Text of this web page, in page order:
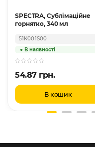
SPECTRA, Сублімаційне
горнятко, 340 мл
51K001S00
54.87 грн.
В кошик